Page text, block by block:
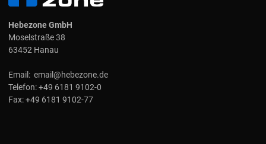
Hebezone GmbH
Moselstraße 38
63452 Hanau
Email: email@hebezone.de
Telefon:+49 6181 9102-0
Fax:+49 6181 9102-77